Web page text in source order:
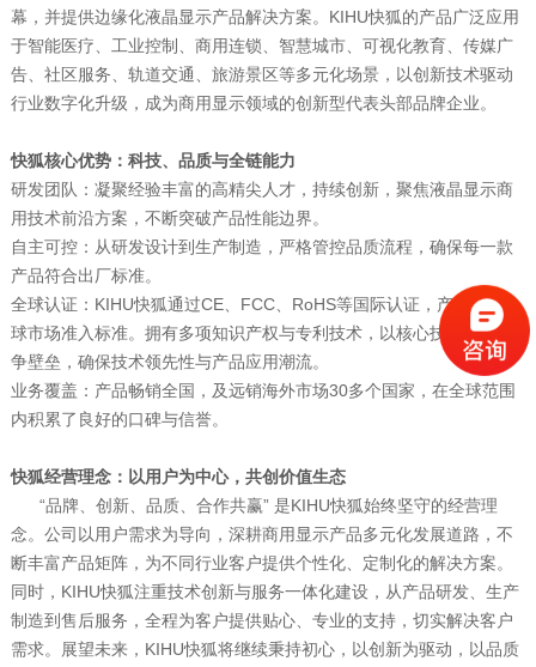
幕，并提供边缘化液晶显示产品解决方案。KIHU快狐的产品广泛应用
于智能医疗、工业控制、商用连锁、智慧城市、可视化教育、传媒广
告、社区服务、轨道交通、旅游景区等多元化场景，以创新技术驱动
行业数字化升级，成为商用显示领域的创新型代表头部品牌企业。
快狐核心优势：科技、品质与全链能力
研发团队：凝聚经验丰富的高精尖人才，持续创新，聚焦液晶显示商
用技术前沿方案，不断突破产品性能边界。
自主可控：从研发设计到生产制造，严格管控品质流程，确保每一款
产品符合出厂标准。
全球认证：KIHU快狐通过CE、FCC、RoHS等国际认证，产品符合全
球市场准入标准。拥有多项知识产权与专利技术，以核心技术构建竞
争壁垒，确保技术领先性与产品应用潮流。
业务覆盖：产品畅销全国，及远销海外市场30多个国家，在全球范围
内积累了良好的口碑与信誉。
快狐经营理念：以用户为中心，共创价值生态
“品牌、创新、品质、合作共赢” 是KIHU快狐始终坚守的经营理
念。公司以用户需求为导向，深耕商用显示产品多元化发展道路，不
断丰富产品矩阵，为不同行业客户提供个性化、定制化的解决方案。
同时，KIHU快狐注重技术创新与服务一体化建设，从产品研发、生产
制造到售后服务，全程为客户提供贴心、专业的支持，切实解决客户
需求。展望未来，KIHU快狐将继续秉持初心，以创新为驱动，以品质